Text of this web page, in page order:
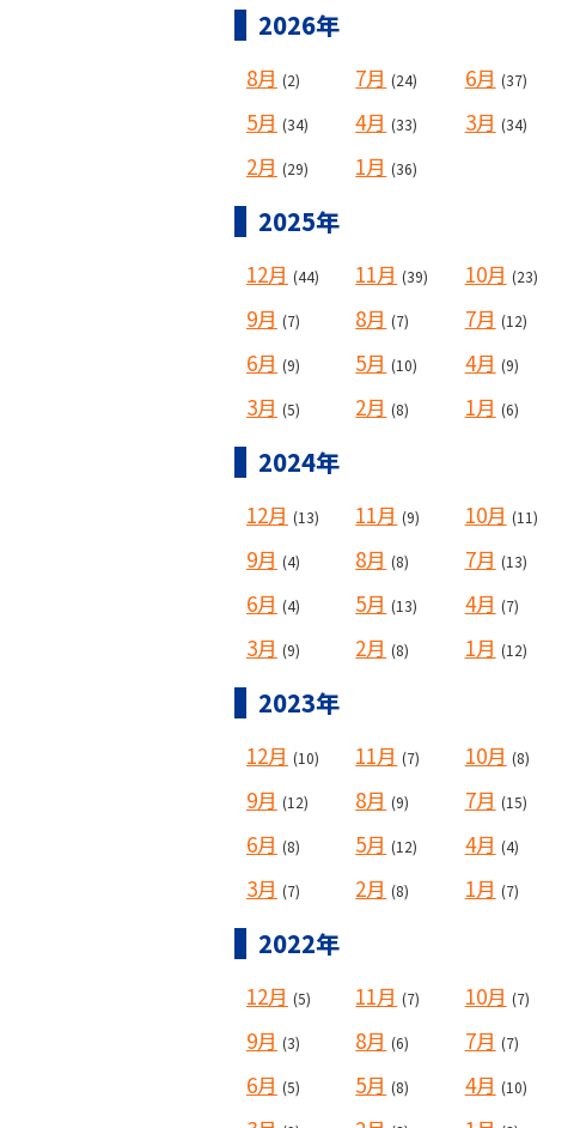
2026年
8月 (2) 7月 (24) 6月 (37)
5月 (34) 4月 (33) 3月 (34)
2月 (29) 1月 (36)
2025年
12月 (44) 11月 (39) 10月 (23)
9月 (7) 8月 (7) 7月 (12)
6月 (9) 5月 (10) 4月 (9)
3月 (5) 2月 (8) 1月 (6)
2024年
12月 (13) 11月 (9) 10月 (11)
9月 (4) 8月 (8) 7月 (13)
6月 (4) 5月 (13) 4月 (7)
3月 (9) 2月 (8) 1月 (12)
2023年
12月 (10) 11月 (7) 10月 (8)
9月 (12) 8月 (9) 7月 (15)
6月 (8) 5月 (12) 4月 (4)
3月 (7) 2月 (8) 1月 (7)
2022年
12月 (5) 11月 (7) 10月 (7)
9月 (3) 8月 (6) 7月 (7)
6月 (5) 5月 (8) 4月 (10)